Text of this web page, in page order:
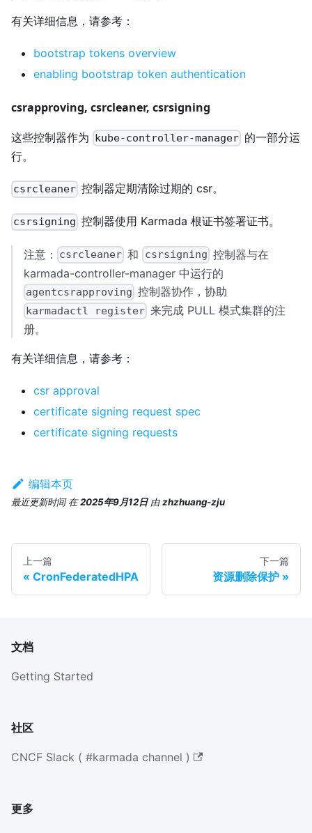
有关详细信息，请参考：
bootstrap tokens overview
enabling bootstrap token authentication
csrapproving, csrcleaner, csrsigning
这些控制器作为 kube-controller-manager 的一部分运
行。
csrcleaner 控制器定期清除过期的 csr。
csrsigning 控制器使用 Karmada 根证书签署证书。
注意： csrcleaner 和 csrsigning 控制器与在
karmada-controller-manager 中运行的
agentcsrapproving 控制器协作，协助
karmadactl register 来完成 PULL 模式集群的注
册。
有关详细信息，请参考：
csr approval
certificate signing request spec
certificate signing requests
编辑本页
最近更新时间在2025年9月12日由zhzhuang-zju
上一篇
CronFederatedHPA
下一篇
资源删除保护
文档
Getting Started
社区
CNCF Slack ( #karmada channel )
更多